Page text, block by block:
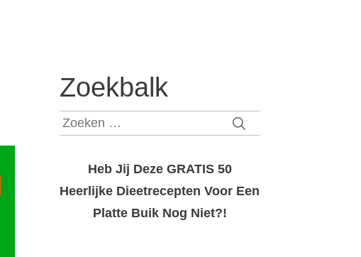
Zoekbalk
Zoeken
Heb Jij Deze GRATIS 50
Heerlijke Dieetrecepten Voor Een
Platte Buik Nog Niet?!